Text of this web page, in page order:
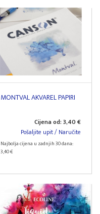
MONTVAL AKVAREL PAPIRI
Cijena od: 3,40 €
Pošaljite upit / Naručite
Najbolja cijena u zadnjih 30 dana:
3,40 €